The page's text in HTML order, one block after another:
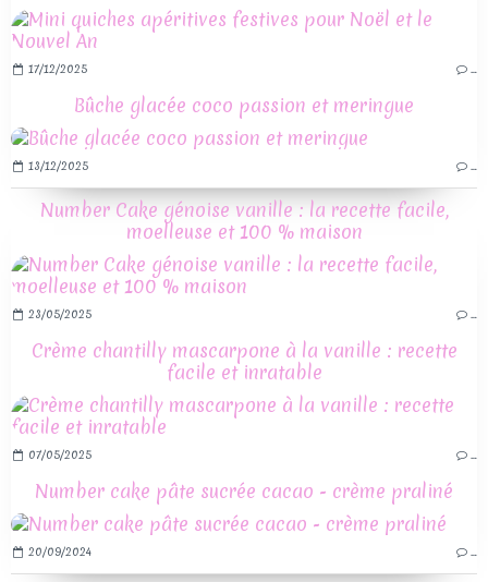
17/12/2025 …
Bûche glacée coco passion et meringue
13/12/2025 …
Number Cake génoise vanille : la recette facile,
moelleuse et 100 % maison
23/05/2025 …
Crème chantilly mascarpone à la vanille : recette
facile et inratable
07/05/2025 …
Number cake pâte sucrée cacao - crème praliné
20/09/2024 …